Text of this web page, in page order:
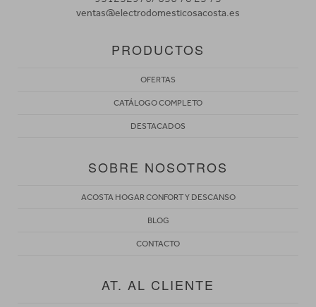
ventas@electrodomesticosacosta.es
PRODUCTOS
OFERTAS
CATÁLOGO COMPLETO
DESTACADOS
SOBRE NOSOTROS
ACOSTA HOGAR CONFORT Y DESCANSO
BLOG
CONTACTO
AT. AL CLIENTE